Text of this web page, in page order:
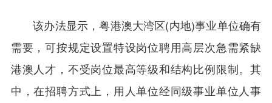
该办法显示，粤港澳大湾区(内地)事业单位确有
需要，可按规定设置特设岗位聘用高层次急需紧缺
港澳人才，不受岗位最高等级和结构比例限制。其
中，在招聘方式上，用人单位经同级事业单位人事